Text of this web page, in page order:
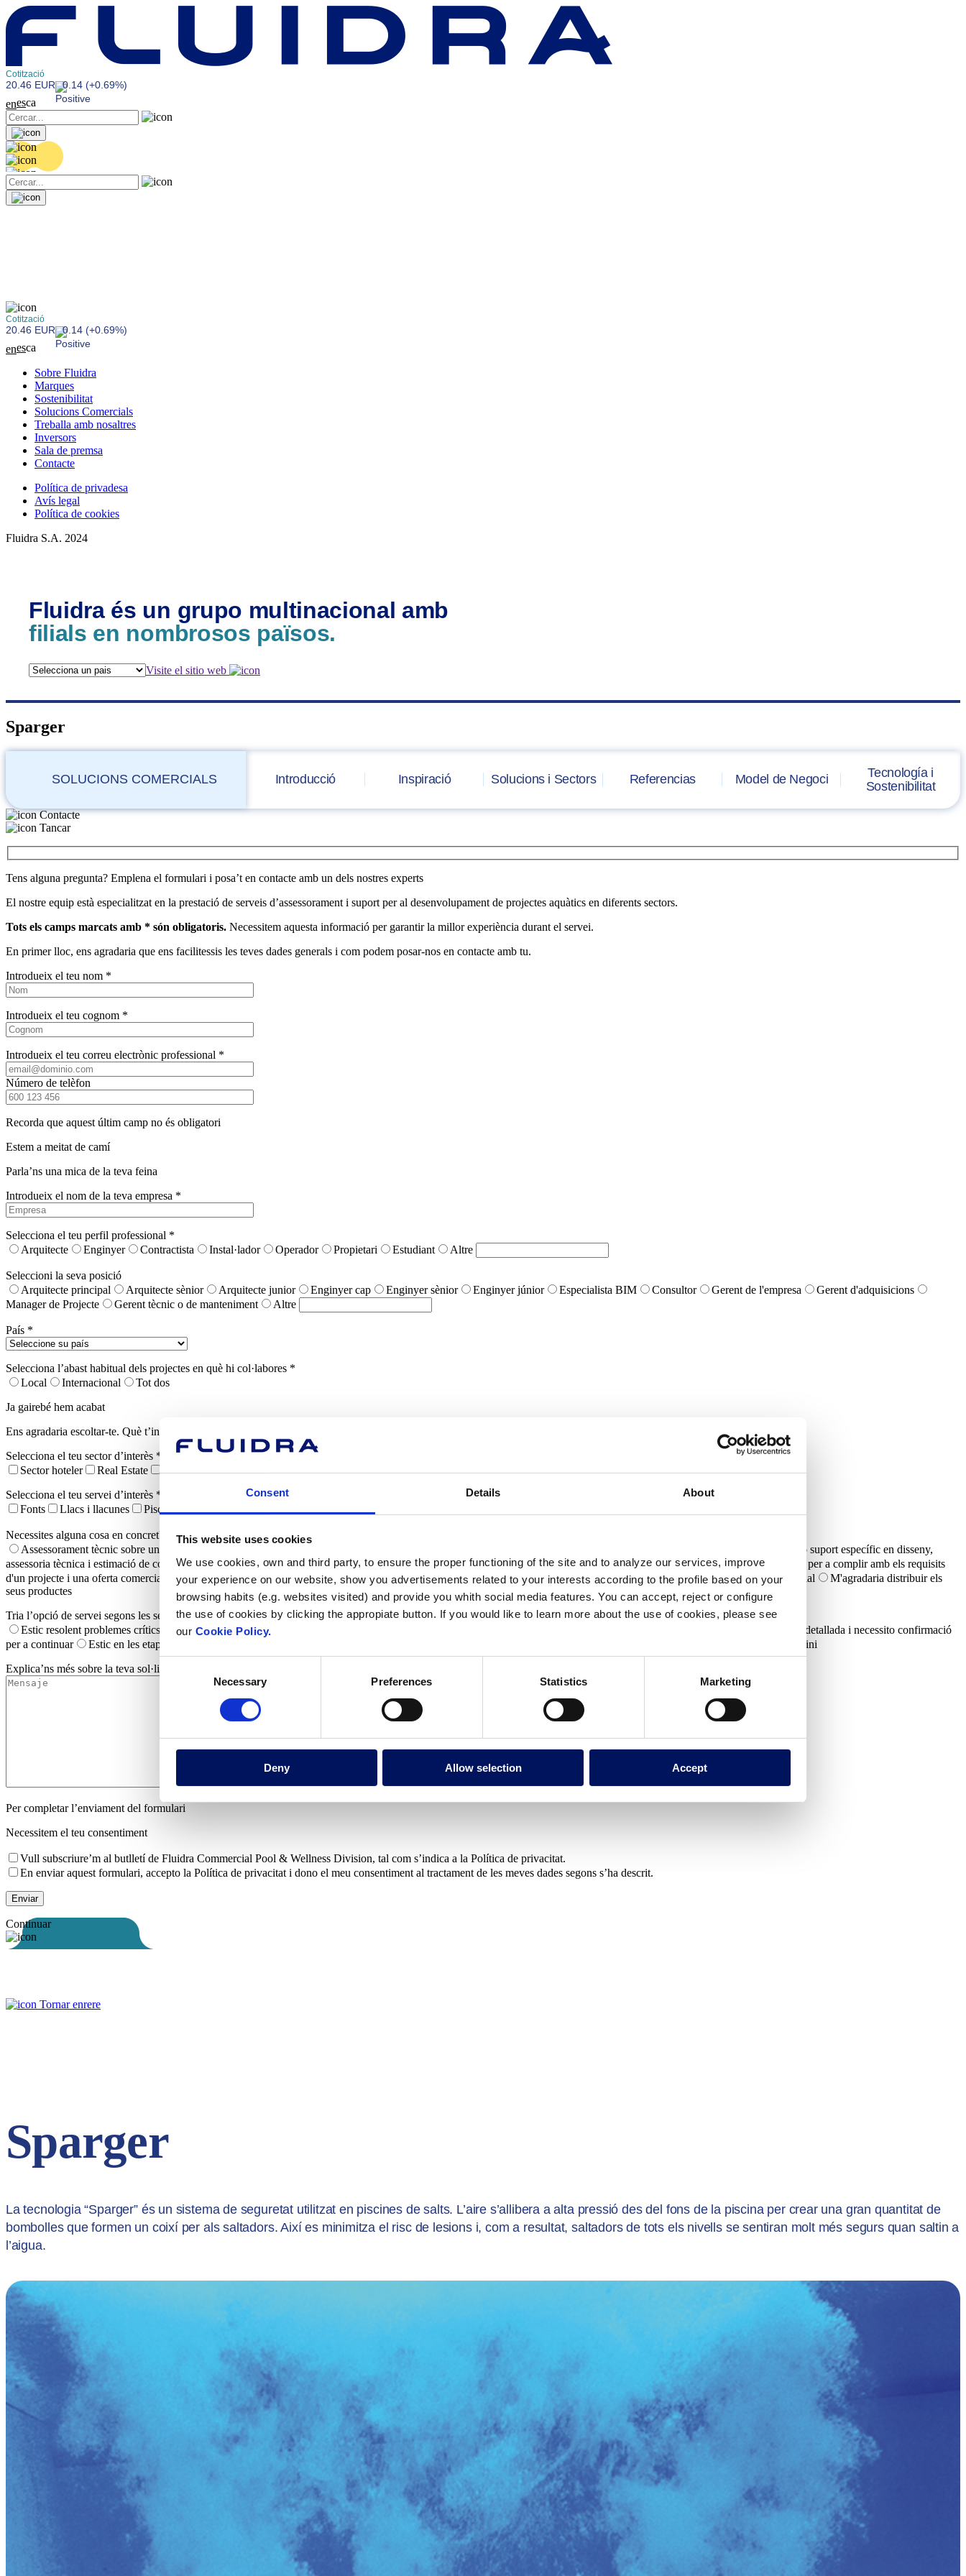
Consent Details About
This website uses cookies
We use cookies, own and third party, to ensure the proper functioning of the site and to analyze our services, improve
your experience on our website, show you advertisements related to your interests according to the profile based on your
browsing habits (e.g. websites visited) and provide you whith social media features. You can accept, reject or configure
the use of cookies by clicking the appropiate button. If you would like to learn more about the use of cookies, please see
our Cookie Policy.
Necessary Preferences Statistics Marketing
Deny Allow selection Accept
Cotització
20.46 EUR 0.14 (+0.69%)
enesca
Cotització
20.46 EUR 0.14 (+0.69%)
enesca
Sobre Fluidra
Marques
Sostenibilitat
Solucions Comercials
Treballa amb nosaltres
Inversors
Sala de premsa
Contacte
Política de privadesa
Avís legal
Política de cookies
Fluidra S.A. 2024
Fluidra és un grupo multinacional amb
filials en nombrosos països.
Visite el sitio web
Sparger
SOLUCIONS COMERCIALS Introducció Inspiració Solucions i Sectors Referencias Model de Negoci
Tecnología i
Sostenibilitat
Contacte
Tancar
Tens alguna pregunta? Emplena el formulari i posa’t en contacte amb un dels nostres experts
El nostre equip està especialitzat en la prestació de serveis d’assessorament i suport per al desenvolupament de projectes aquàtics en diferents sectors.
Tots els camps marcats amb * són obligatoris. Necessitem aquesta informació per garantir la millor experiència durant el servei.
En primer lloc, ens agradaria que ens facilitessis les teves dades generals i com podem posar-nos en contacte amb tu.
Introdueix el teu nom *
Introdueix el teu cognom *
Introdueix el teu correu electrònic professional *
Número de telèfon
Recorda que aquest últim camp no és obligatori
Estem a meitat de camí
Parla’ns una mica de la teva feina
Introdueix el nom de la teva empresa *
Selecciona el teu perfil professional *
Arquitecte
Enginyer Contractista Instal·lador Operador Propietari Estudiant Altre
Seleccioni la seva posició
Arquitecte principal
Arquitecte sènior Arquitecte junior Enginyer cap Enginyer sènior Enginyer júnior Especialista BIM Consultor Gerent de l'empresa
Gerent d'adquisicions
Manager de Projecte
Gerent tècnic o de manteniment Altre
País *
Selecciona l’abast habitual dels projectes en què hi col·labores *
Local
Internacional
Tot dos
Ja gairebé hem acabat
Ens agradaria escoltar-te. Què t’interessa i què necessites?
Selecciona el teu sector d’interès *
Sector hoteler
Real Estate Administració Pública Centres esportius Esdeveniments de competició
Centros Wellnes
Selecciona el teu servei d’interès *
Fonts
Llacs i llacunes Piscines comercials
Necessites alguna cosa en concret? *
Assessorament tècnic sobre un producte
Requereixo suport específic en disseny,
assessoria tècnica i estimació de costos
TTinc preguntes tècniques sobre la instal·lació d'un projecte en curs
Estic en fase de licitació i necessito recomanacions de productes per a complir amb els requisits
d'un projecte i una oferta comercial
Estic avaluant un projecte potencial i necessito estudiar la seva viabilitat i costos associats Tinc un projecte i necessito una oferta comercial
M'agradaria distribuir els
seus productes
Tria l’opció de servei segons les seves necessitats *
Estic resolent problemes crítics o finals per a completar el meu projecte
Estic en la fase de planificació detallada i necessito confirmació
per a continuar
Estic en les etapes inicials d'avaluació i exploració d'opcions per al meu projecte
Estic recopilant informació per a un projecte futur o una decisió a llarg termini
Explica’ns més sobre la teva sol·licitud *
Per completar l’enviament del formulari
Necessitem el teu consentiment
Vull subscriure’m al butlletí de Fluidra Commercial Pool & Wellness Division, tal com s’indica a la Política de privacitat.
En enviar aquest formulari, accepto la Política de privacitat i dono el meu consentiment al tractament de les meves dades segons s’ha descrit.
Continuar
Tornar enrere
Sparger
La tecnologia “Sparger” és un sistema de seguretat utilitzat en piscines de salts. L’aire s’allibera a alta pressió des del fons de la piscina per crear una gran quantitat de
bombolles que formen un coixí per als saltadors. Així es minimitza el risc de lesions i, com a resultat, saltadors de tots els nivells se sentiran molt més segurs quan saltin a
l’aigua.